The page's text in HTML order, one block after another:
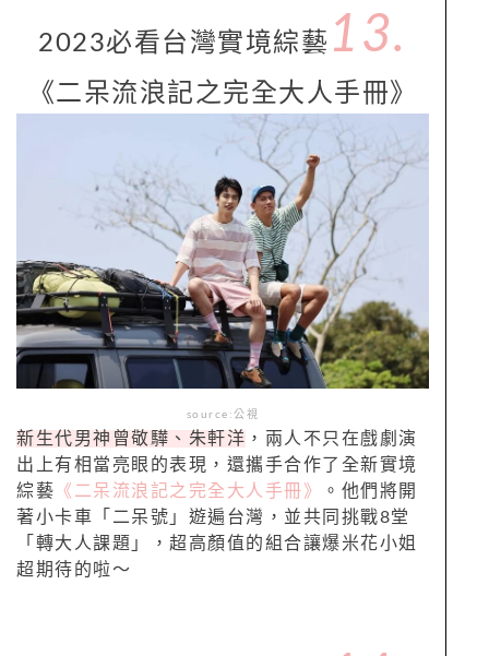
2023必看台灣實境綜藝 13.
《二呆流浪記之完全大人手冊》
source:公視
新生代男神曾敬驊、朱軒洋 ，兩人不只在戲劇演
出上有相當亮眼的表現，還攜手合作了全新實境
綜藝 《二呆流浪記之完全大人手冊》
。他們將開
著小卡車「二呆號」遊遍台灣，並共同挑戰8堂
「轉大人課題」，超高顏值的組合讓爆米花小姐
超期待的啦～